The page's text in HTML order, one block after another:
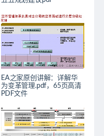
EA之家原创讲解：详解华
为变革管理.pdf，65页高清
PDF文件